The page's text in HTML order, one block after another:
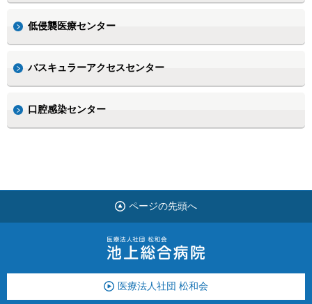
低侵襲医療センター
バスキュラーアクセスセンター
口腔感染センター
ページの先頭へ
医療法人社団 松和会